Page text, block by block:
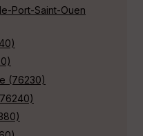
Port-Saint-Ouen
(76230)